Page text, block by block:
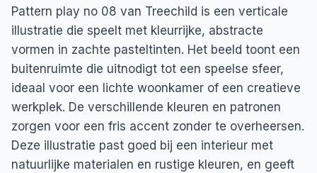
Pattern play no 08 van Treechild is een verticale
illustratie die speelt met kleurrijke, abstracte
vormen in zachte pasteltinten. Het beeld toont een
buitenruimte die uitnodigt tot een speelse sfeer,
ideaal voor een lichte woonkamer of een creatieve
werkplek. De verschillende kleuren en patronen
zorgen voor een fris accent zonder te overheersen.
Deze illustratie past goed bij een interieur met
natuurlijke materialen en rustige kleuren, en geeft